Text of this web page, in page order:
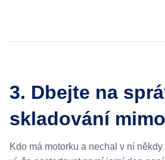
3. Dbejte na
skladování
Kdo má motorku a nechal v ní